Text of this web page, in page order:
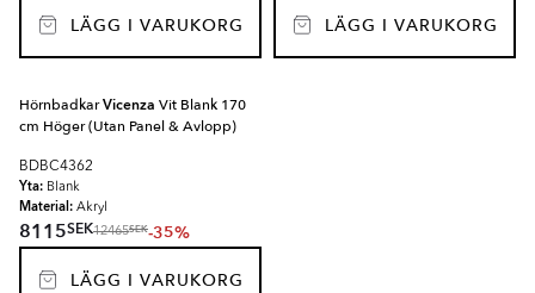
LÄGG I VARUKORG LÄGG I VARUKORG
HörnbadkarVicenza Vit Blank 170
cm Höger (Utan Panel & Avlopp)
BDBC4362
Yta: Blank
Material: Akryl
8115SEK12465SEK-35%
LÄGG I VARUKORG